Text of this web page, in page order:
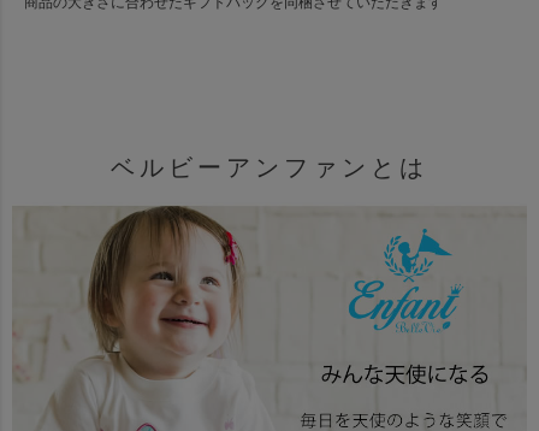
ベルビーアンファンとは